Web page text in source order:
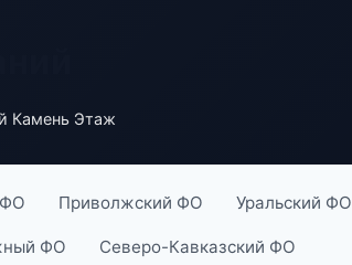
Камень Этаж
Приволжский ФО Уральский ФО
ФО Северо-Кавказский ФО